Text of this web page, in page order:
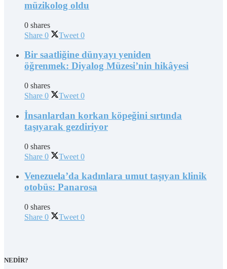
müzikolog oldu
0 shares
Share 0 Tweet 0
Bir saatliğine dünyayı yeniden
öğrenmek: Diyalog Müzesi’nin hikâyesi
0 shares
Share 0 Tweet 0
İnsanlardan korkan köpeğini sırtında
taşıyarak gezdiriyor
0 shares
Share 0 Tweet 0
Venezuela’da kadınlara umut taşıyan klinik
otobüs: Panarosa
0 shares
Share 0 Tweet 0
NEDİR?